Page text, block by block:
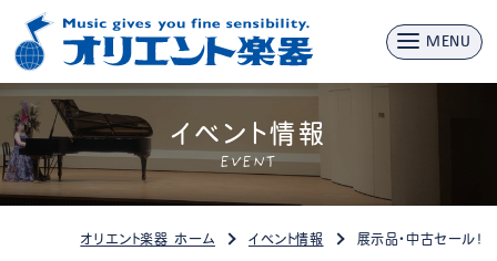
MENU
イベント情報
EVENT
オリエント楽器 ホーム イベント情報 展示品・中古セール！